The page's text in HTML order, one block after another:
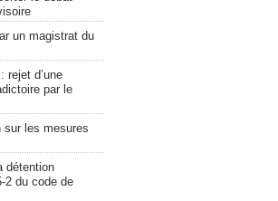
un magistrat du
rejet d’une
par le
sur les mesures
détention
2 du code de